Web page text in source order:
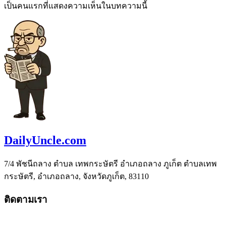
เป็นคนแรกที่แสดงความเห็นในบทความนี้
DailyUncle.com
7/4 พัชนีถลาง ตำบล เทพกระษัตรี อำเภอถลาง ภูเก็ต ตำบลเทพ
กระษัตรี, อำเภอถลาง, จังหวัดภูเก็ต, 83110
ติดตามเรา